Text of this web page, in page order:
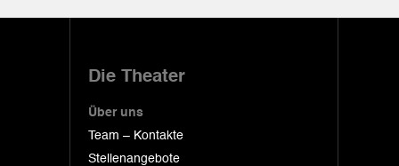
Die Theater
Über uns
Team – Kontakte
Stellenangebote